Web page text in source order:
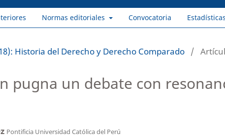
Normas editoriales Convocatoria
Historia del Derecho y Derecho Comparado /
pugna un debate con
Pontificia Universidad Católica del Perú